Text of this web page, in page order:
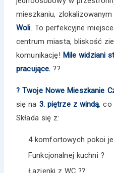
mieszkaniu,
Woli . To perfekcyjne
centrum miasta, bliskość
komunikację! Mile widziani
pracujące. ?️?
? Twoje Nowe Mieszkanie
się na 3. piętrze z windą, co
Składa się z:
4 komfortowych pokoi
Funkcjonalnej kuchni ?
Łazienki z WC ??